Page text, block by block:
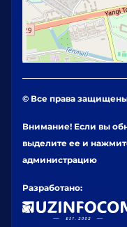
© Все права
Внимание! Если вы
выделите ее и
администрацию
Разработано: